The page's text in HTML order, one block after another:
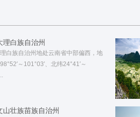
理白族自治州
白族自治州地处云南省中部偏西，地
～101°03′、北纬24°41′～
山壮族苗族自治州